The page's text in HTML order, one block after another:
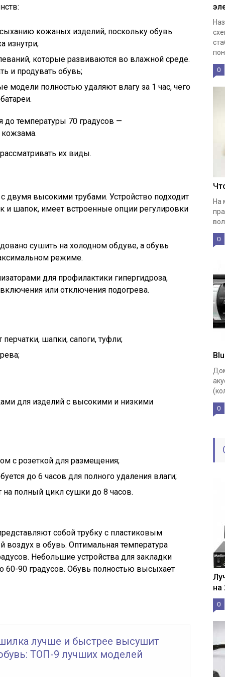
кожаных изделий, поскольку обувь
изнутри;
которые развиваются во влажной среде.
и продувать обувь;
полностью удаляют влагу за 1 час, чего
температуры 70 градусов —
кожзама.
их виды.
двумя высокими трубами. Устройство подходит
и шапок, имеет встроенные опции регулировки
сушить на холодном обдуве, а обувь
режиме.
для профилактики гипергидроза,
или отключения подогрева.
шапки, сапоги, туфли;
для изделий с высокими и низкими
с розеткой для размещения;
до 6 часов для полного удаления влаги;
полный цикл сушки до 8 часов.
собой трубку с пластиковым
воздух в обувь. Оптимальная температура
Небольшие устройства для закладки
60-90 градусов. Обувь полностью высыхает
лучше и быстрее высушит
ТОП-9 лучших моделей
0
На
0
0
на
0